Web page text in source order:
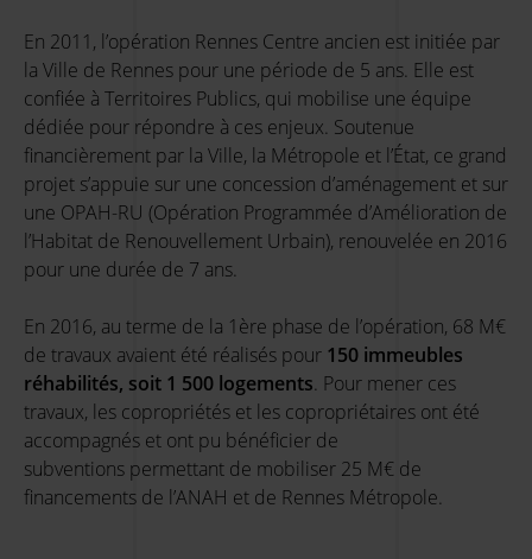
En 2011, l’opération Rennes Centre ancien est initiée par
la Ville de Rennes pour une période de 5 ans. Elle est
confiée à Territoires Publics, qui mobilise une équipe
dédiée pour répondre à ces enjeux. Soutenue
financièrement par la Ville, la Métropole et l’État, ce grand
projet s’appuie sur une concession d’aménagement et sur
une OPAH-RU (Opération Programmée d’Amélioration de
l’Habitat de Renouvellement Urbain), renouvelée en 2016
pour une durée de 7 ans.
En 2016, au terme de la 1ère phase de l’opération, 68 M€
de travaux avaient été réalisés pour 150 immeubles
réhabilités, soit 1 500 logements. Pour mener ces
travaux, les copropriétés et les copropriétaires ont été
accompagnés et ont pu bénéficier de
subventions permettant de mobiliser 25 M€ de
financements de l’ANAH et de Rennes Métropole.